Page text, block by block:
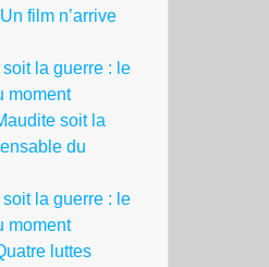
Un film n’arrive
soit la guerre : le
moment
soit la
du
soit la guerre : le
moment
luttes